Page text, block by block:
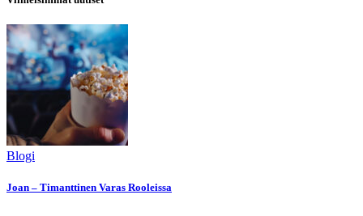
Blogi
Joan – Timanttinen Varas Rooleissa